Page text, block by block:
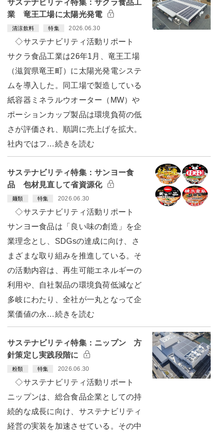
サステナビリティ特集：サクラ食品工
業 竜王工場に太陽光発電
清涼飲料 特集 2026.06.30
◇サステナビリティ活動リポート
サクラ食品工業は26年1月、竜王工場
（滋賀県竜王町）に太陽光発電システ
ムを導入した。同工場で製造している
紙容器ミネラルウオーター（MW）や
ポーションカップ製品は環境負荷の低
さが評価され、順調に売上げを拡大。
社内ではフ…続きを読む
サステナビリティ特集：サンヨー食
品 包材見直して省資源化
麺類 特集 2026.06.30
◇サステナビリティ活動リポート
サンヨー食品は「良い味の創造」を企
業理念とし、SDGsの達成に向け、さ
まざまな取り組みを推進している。そ
の活動内容は、再生可能エネルギーの
利用や、自社製品の環境負荷低減など
多岐にわたり、全社が一丸となって企
業価値の永…続きを読む
サステナビリティ特集：ニップン 方
針策定し実践段階に
粉類 特集 2026.06.30
◇サステナビリティ活動リポート
ニップンは、総合食品企業としての持
続的な成長に向け、サステナビリティ
経営の実装を加速させている。その中